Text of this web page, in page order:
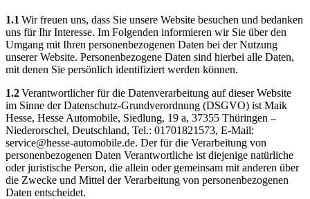
1.1 Wir freuen uns, dass Sie unsere Website besuchen und bedanken
uns für Ihr Interesse. Im Folgenden informieren wir Sie über den
Umgang mit Ihren personenbezogenen Daten bei der Nutzung
unserer Website. Personenbezogene Daten sind hierbei alle Daten,
mit denen Sie persönlich identifiziert werden können.
1.2Verantwortlicher für die Datenverarbeitung auf dieser Website
im Sinne der Datenschutz-Grundverordnung (DSGVO) ist Maik
Hesse, Hesse Automobile, Siedlung, 19 a, 37355 Thüringen –
Niederorschel, Deutschland, Tel.: 01701821573, E-Mail:
service@hesse-automobile.de. Der für die Verarbeitung von
personenbezogenen Daten Verantwortliche ist diejenige natürliche
oder juristische Person, die allein oder gemeinsam mit anderen über
die Zwecke und Mittel der Verarbeitung von personenbezogenen
Daten entscheidet.